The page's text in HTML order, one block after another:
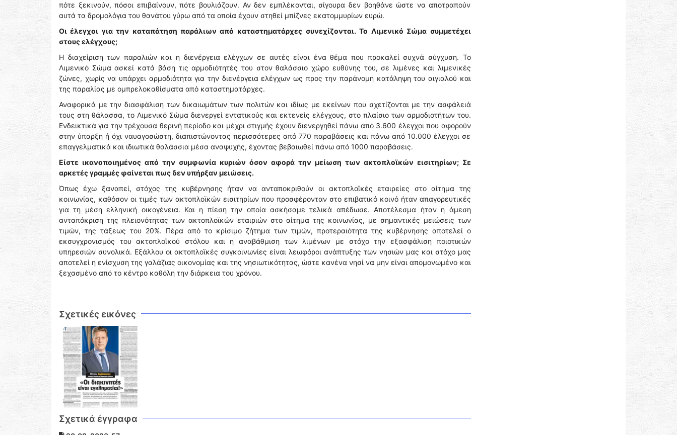
πότε ξεκινούν, πόσοι επιβαίνουν, πότε βουλιάζουν. Αν δεν εμπλέκονται, σίγουρα δεν βοηθάνε ώστε να αποτραπούν
αυτά τα δρομολόγια του θανάτου γύρω από τα οποία έχουν στηθεί μπίζνες εκατομμυρίων ευρώ.
Οι έλεγχοι για την καταπάτηση παράλιων από καταστηματάρχες συνεχίζονται. Το Λιμενικό Σώμα συμμετέχει
στους ελέγχους;
Η διαχείριση των παραλιών και η διενέργεια ελέγχων σε αυτές είναι ένα θέμα που προκαλεί συχνά σύγχυση. Το
Λιμενικό Σώμα ασκεί κατά βάση τις αρμοδιότητές του στον θαλάσσιο χώρο ευθύνης του, σε λιμένες και λιμενικές
ζώνες, χωρίς να υπάρχει αρμοδιότητα για την διενέργεια ελέγχων ως προς την παράνομη κατάληψη του αιγιαλού και
της παραλίας με ομπρελοκαθίσματα από καταστηματάρχες.
Αναφορικά με την διασφάλιση των δικαιωμάτων των πολιτών και ιδίως με εκείνων που σχετίζονται με την ασφάλειά
τους στη θάλασσα, το Λιμενικό Σώμα διενεργεί εντατικούς και εκτενείς ελέγχους, στο πλαίσιο των αρμοδιοτήτων του.
Ενδεικτικά για την τρέχουσα θερινή περίοδο και μέχρι στιγμής έχουν διενεργηθεί πάνω από 3.600 έλεγχοι που αφορούν
στην ύπαρξη ή όχι ναυαγοσώστη, διαπιστώνοντας περισσότερες από 770 παραβάσεις και πάνω από 10.000 έλεγχοι σε
επαγγελματικά και ιδιωτικά θαλάσσια μέσα αναψυχής, έχοντας βεβαιωθεί πάνω από 1000 παραβάσεις.
Είστε ικανοποιημένος από την συμφωνία κυριών όσον αφορά την μείωση των ακτοπλοϊκών εισιτηρίων; Σε
αρκετές γραμμές φαίνεται πως δεν υπήρξαν μειώσεις.
Όπως έχω ξαναπεί, στόχος της κυβέρνησης ήταν να ανταποκριθούν οι ακτοπλοϊκές εταιρείες στο αίτημα της
κοινωνίας, καθόσον οι τιμές των ακτοπλοϊκών εισιτηρίων που προσφέρονταν στο επιβατικό κοινό ήταν απαγορευτικές
για τη μέση ελληνική οικογένεια. Και η πίεση την οποία ασκήσαμε τελικά απέδωσε. Αποτέλεσμα ήταν η άμεση
ανταπόκριση της πλειονότητας των ακτοπλοϊκών εταιριών στο αίτημα της κοινωνίας, με σημαντικές μειώσεις των
τιμών, της τάξεως του 20%. Πέρα από το κρίσιμο ζήτημα των τιμών, προτεραιότητα της κυβέρνησης αποτελεί ο
εκσυγχρονισμός του ακτοπλοϊκού στόλου και η αναβάθμιση των λιμένων με στόχο την εξασφάλιση ποιοτικών
υπηρεσιών συνολικά. Εξάλλου οι ακτοπλοϊκές συγκοινωνίες είναι λεωφόροι ανάπτυξης των νησιών μας και στόχο μας
αποτελεί η ενίσχυση της γαλάζιας οικονομίας και της νησιωτικότητας, ώστε κανένα νησί να μην είναι απομονωμένο και
ξεχασμένο από το κέντρο καθόλη την διάρκεια του χρόνου.
Σχετικές εικόνες
Σχετικά έγγραφα